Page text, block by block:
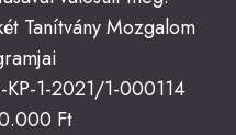
Tanítvány Mozgalom
KP-1-2021/1-000114
Ft